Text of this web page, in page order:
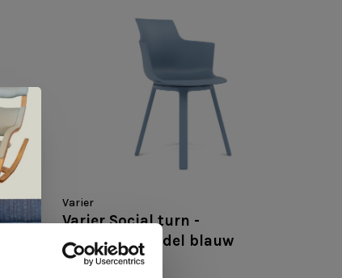
Varier
Varier Social turn -
showroommodel blauw
€449,00 €350,00